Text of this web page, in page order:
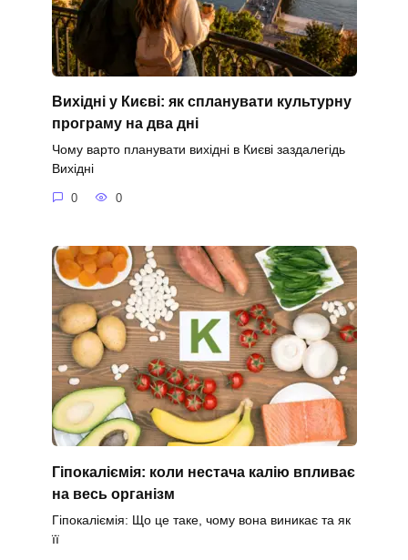
Вихідні у Києві: як спланувати культурну
програму на два дні
Чому варто планувати вихідні в Києві заздалегідь
Вихідні
0 0
Гіпокаліємія: коли нестача калію впливає
на весь організм
Гіпокаліємія: Що це таке, чому вона виникає та як
її